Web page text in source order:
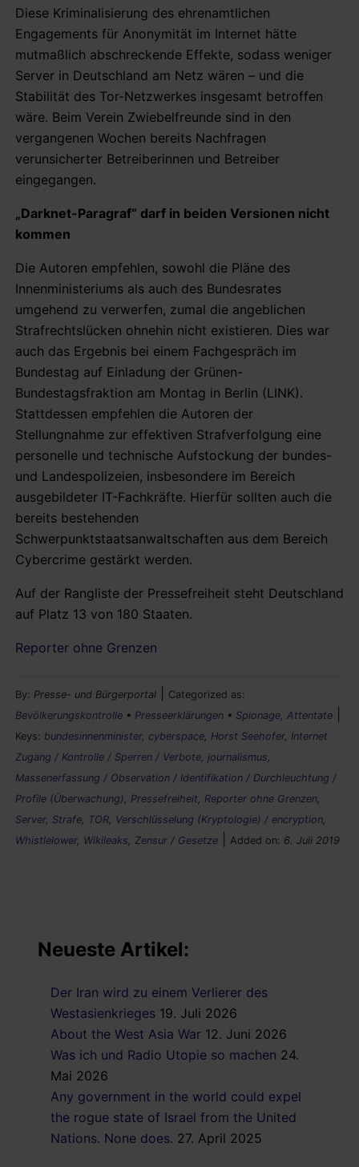
Diese Kriminalisierung des ehrenamtlichen
Engagements für Anonymität im Internet hätte
mutmaßlich abschreckende Effekte, sodass weniger
Server in Deutschland am Netz wären – und die
Stabilität des Tor-Netzwerkes insgesamt betroffen
wäre. Beim Verein Zwiebelfreunde sind in den
vergangenen Wochen bereits Nachfragen
verunsicherter Betreiberinnen und Betreiber
eingegangen.
„Darknet-Paragraf“ darf in beiden Versionen nicht
kommen
Die Autoren empfehlen, sowohl die Pläne des
Innenministeriums als auch des Bundesrates
umgehend zu verwerfen, zumal die angeblichen
Strafrechtslücken ohnehin nicht existieren. Dies war
auch das Ergebnis bei einem Fachgespräch im
Bundestag auf Einladung der Grünen-
Bundestagsfraktion am Montag in Berlin (LINK).
Stattdessen empfehlen die Autoren der
Stellungnahme zur effektiven Strafverfolgung eine
personelle und technische Aufstockung der bundes-
und Landespolizeien, insbesondere im Bereich
ausgebildeter IT-Fachkräfte. Hierfür sollten auch die
bereits bestehenden
Schwerpunktstaatsanwaltschaften aus dem Bereich
Cybercrime gestärkt werden.
Auf der Rangliste der Pressefreiheit steht Deutschland
auf Platz 13 von 180 Staaten.
Reporter ohne Grenzen
By: Presse- und Bürgerportal
Categorized as:
Bevölkerungskontrolle • Presseerklärungen • Spionage, Attentate
Keys: bundesinnenminister, cyberspace Horst Seehofer, Internet
Zugang / Kontrolle / Sperren / Verbote journalismus
Massenerfassung / Observation / Identifikation / Durchleuchtung /
Profile (Überwachung)
Pressefreiheit Reporter ohne Grenzen
Server, Strafe TOR Verschlüsselung (Kryptologie) / encryption
Whistlelower, Wikileaks Zensur / Gesetze Added on: 6. Juli 2019
Neueste Artikel:
Der Iran wird zu einem Verlierer des
Westasienkrieges 19. Juli 2026
About the West Asia War 12. Juni 2026
Was ich und Radio Utopie so machen 24.
Mai 2026
Any government in the world could expel
the rogue state of Israel from the United
Nations. None does. 27. April 2025